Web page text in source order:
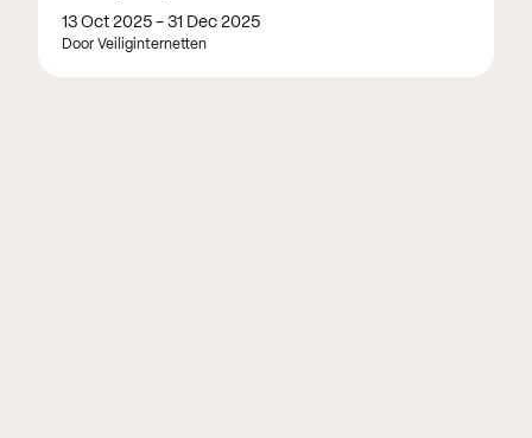
13 Oct 2025 - 31 Dec 2025
Door Veiliginternetten